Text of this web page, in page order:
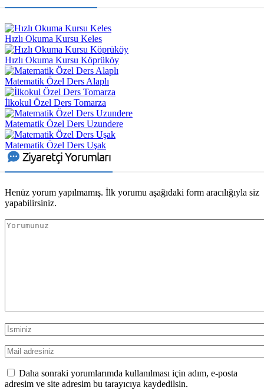
Hızlı Okuma Kursu Keles
Hızlı Okuma Kursu Köprüköy
Matematik Özel Ders Alaplı
İlkokul Özel Ders Tomarza
Matematik Özel Ders Uzundere
Matematik Özel Ders Uşak
Ziyaretçi Yorumları
Henüz yorum yapılmamış. İlk yorumu aşağıdaki form aracılığıyla siz
yapabilirsiniz.
Daha sonraki yorumlarımda kullanılması için adım, e-posta
adresim ve site adresim bu tarayıcıya kaydedilsin.